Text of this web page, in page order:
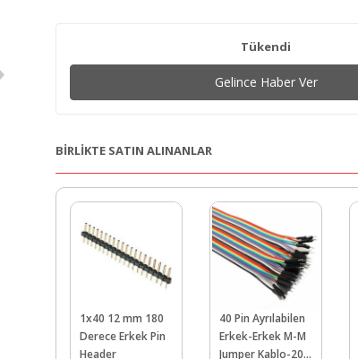
Tükendi
Gelince Haber Ver
BİRLİKTE SATIN ALINANLAR
1x40 12 mm 180
Derece Erkek Pin
Header
40 Pin Ayrılabilen
Erkek-Erkek M-M
Jumper Kablo-200